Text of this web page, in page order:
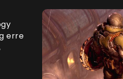
erre